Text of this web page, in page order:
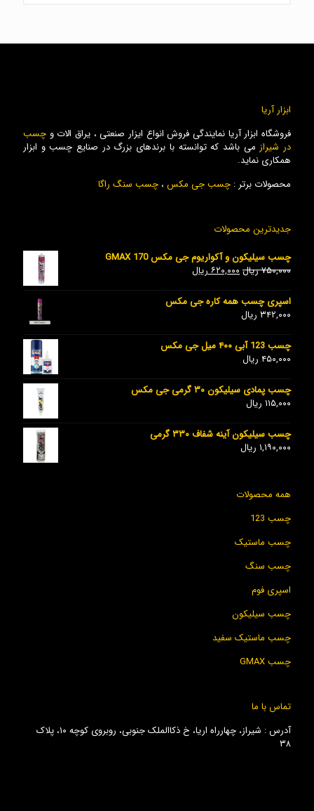
ابزار آریا
فروشگاه ابزار آریا نمایندگی فروش انواع ایزار صنعتی ، یراق الات و چسب
در شیراز می باشد که توانسته با برندهای بزرگ در صنایع چسب و ابزار
همکاری نماید.
محصولات برتر : چسب جی مکس، چسب سنگ راگا
جدیدترین محصولات
چسب سیلیکون و آکواریوم جی مکس GMAX 170
۷۵۰,۰۰۰ریال۶۲۰,۰۰۰ریال
اسپری چسب همه کاره جی مکس
۳۴۲,۰۰۰ ریال
چسب 123 آبی ۴۰۰ میل جی مکس
۴۵۰,۰۰۰ ریال
چسب پمادی سیلیکون ۳۰ گرمی جی مکس
۱۱۵,۰۰۰ ریال
چسب سیلیکون آینه شفاف ۳۳۰ گرمی
۱,۱۹۰,۰۰۰ ریال
همه محصولات
چسب 123
چسب ماستیک
چسب سنگ
اسپری فوم
چسب سیلیکون
چسب ماستیک سفید
چسب GMAX
تماس با ما
آدرس : شیراز، چهارراه اریا، خ ذکاالملک جنوبی، روبروی کوچه ۱۰، پلاک
۳۸